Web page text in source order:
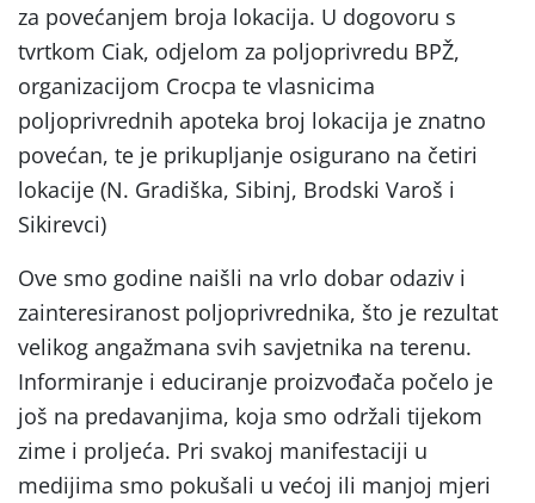
za povećanjem broja lokacija. U dogovoru s
tvrtkom Ciak, odjelom za poljoprivredu BPŽ,
organizacijom Crocpa te vlasnicima
poljoprivrednih apoteka broj lokacija je znatno
povećan, te je prikupljanje osigurano na četiri
lokacije (N. Gradiška, Sibinj, Brodski Varoš i
Sikirevci)
Ove smo godine naišli na vrlo dobar odaziv i
zainteresiranost poljoprivrednika, što je rezultat
velikog angažmana svih savjetnika na terenu.
Informiranje i educiranje proizvođača počelo je
još na predavanjima, koja smo održali tijekom
zime i proljeća. Pri svakoj manifestaciji u
medijima smo pokušali u većoj ili manjoj mjeri